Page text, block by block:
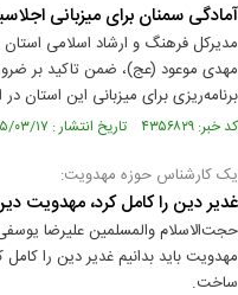
آمادگی سمنان برای میزبانی
مدیرکل فرهنگ و ارشاد اسلامی استان
مهدی موعود (عج)، ضمن تاکید بر
برنامه‌ریزی برای میزبانی این استان
کد خبر: ۴۳۵۶۸۲۹ تاریخ انتشار : ۱۴۰۵/۰۳/۱۷
یک کارشناس حوزه مهدویت:
غدیر دین را کامل کرد، مهدویت
حجت‌الاسلام والمسلمین علیرضا
مهدویت باید بدانیم غدیر دین را
ساخت.